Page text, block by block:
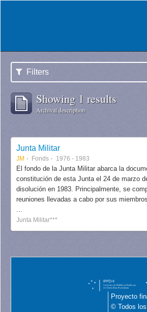
Filters
Showing 1 results
Archival description
Junta Militar
JM Fonds 1976 - 1983
El fondo de la Junta Militar abarca la
constitución de esta Junta el 24 de marzo
disolución en 1983. Principalmente, se
reuniones llevadas a cabo por sus
...
Junta Militar***
Proyecto
© Todos